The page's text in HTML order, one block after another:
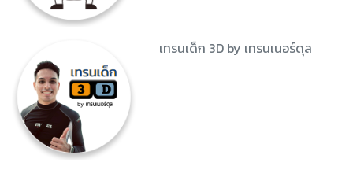
เทรนเด็ก 3D by เทรนเนอร์ดุล